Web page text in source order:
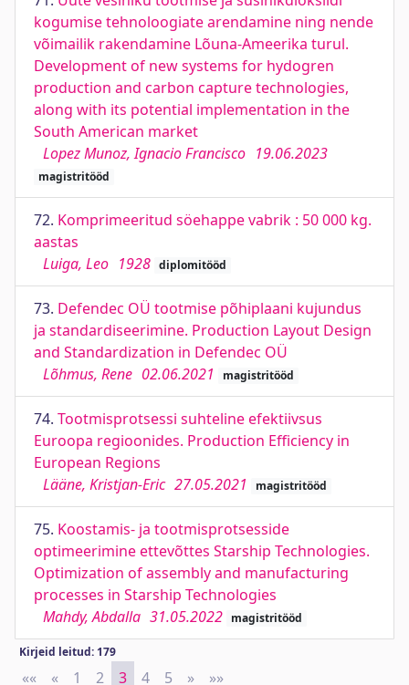
kogumise tehnoloogiate arendamine ning nende
võimailik rakendamine Lõuna-Ameerika turul.
Development of new systems for hydogren
production and carbon capture technologies,
along with its potential implementation in the
South American market
Lopez Munoz, Ignacio Francisco 19.06.2023
magistritööd
72. Komprimeeritud söehappe vabrik : 50 000 kg.
aastas
Luiga, Leo 1928 diplomitööd
73. Defendec OÜ tootmise põhiplaani kujundus
ja standardiseerimine. Production Layout Design
and Standardization in Defendec OÜ
Lõhmus, Rene 02.06.2021 magistritööd
74. Tootmisprotsessi suhteline efektiivsus
Euroopa regioonides. Production Efficiency in
European Regions
Lääne, Kristjan-Eric 27.05.2021 magistritööd
75. Koostamis- ja tootmisprotsesside
optimeerimine ettevõttes Starship Technologies.
Optimization of assembly and manufacturing
processes in Starship Technologies
Mahdy, Abdalla 31.05.2022 magistritööd
Kirjeid leitud: 179
«« First
« Previous
1 2 3 4 5 » Next
»»